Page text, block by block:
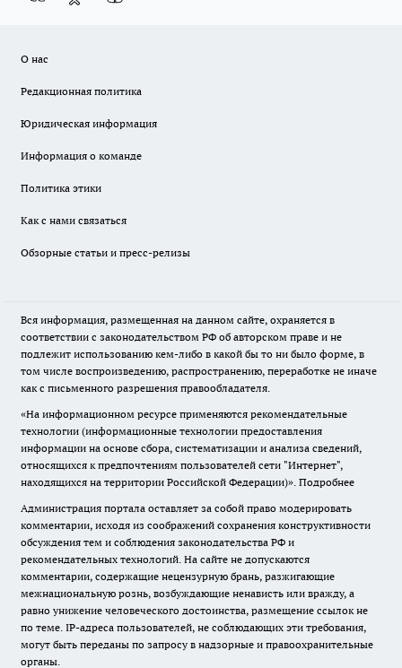
О нас
Редакционная политика
Юридическая информация
Информация о команде
Политика этики
Как с нами связаться
Обзорные статьи и пресс-релизы
Вся информация, размещенная на данном сайте, охраняется в
соответствии с законодательством РФ об авторском праве и не
подлежит использованию кем-либо в какой бы то ни было форме, в
том числе воспроизведению, распространению, переработке не иначе
как с письменного разрешения правообладателя.
«На информационном ресурсе применяются рекомендательные
технологии (информационные технологии предоставления
информации на основе сбора, систематизации и анализа сведений,
относящихся к предпочтениям пользователей сети "Интернет",
находящихся на территории Российской Федерации)». Подробнее
Администрация портала оставляет за собой право модерировать
комментарии, исходя из соображений сохранения конструктивности
обсуждения тем и соблюдения законодательства РФ и
рекомендательных технологий. На сайте не допускаются
комментарии, содержащие нецензурную брань, разжигающие
межнациональную рознь, возбуждающие ненависть или вражду, а
равно унижение человеческого достоинства, размещение ссылок не
по теме. IP-адреса пользователей, не соблюдающих эти требования,
могут быть переданы по запросу в надзорные и правоохранительные
органы.